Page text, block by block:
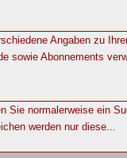
Angaben zu
sowie Abonnements
Sie normalerweise ein
werden nur diese...